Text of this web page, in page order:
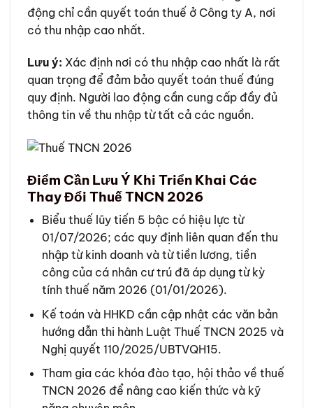
động chỉ cần quyết toán thuế ở Công ty A, nơi
có thu nhập cao nhất.
Lưu ý: Xác định nơi có thu nhập cao nhất là rất
quan trọng để đảm bảo quyết toán thuế đúng
quy định. Người lao động cần cung cấp đầy đủ
thông tin về thu nhập từ tất cả các nguồn.
Điểm Cần Lưu Ý Khi Triển Khai Các
Thay Đổi Thuế TNCN 2026
Biểu thuế lũy tiến 5 bậc có hiệu lực từ
01/07/2026; các quy định liên quan đến thu
nhập từ kinh doanh và từ tiền lương, tiền
công của cá nhân cư trú đã áp dụng từ kỳ
tính thuế năm 2026 (01/01/2026).
Kế toán và HHKD cần cập nhật các văn bản
hướng dẫn thi hành Luật Thuế TNCN 2025 và
Nghị quyết 110/2025/UBTVQH15.
Tham gia các khóa đào tạo, hội thảo về thuế
TNCN 2026 để nâng cao kiến thức và kỹ